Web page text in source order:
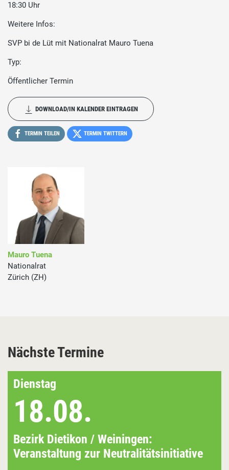
18:30 Uhr
Weitere Infos:
SVP bi de Lüt mit Nationalrat Mauro Tuena
Typ:
Öffentlicher Termin
DOWNLOAD/IN KALENDER EINTRAGEN
TERMIN TEILEN TERMIN TWITTERN
Mauro Tuena
Nationalrat
Zürich (ZH)
Nächste Termine
Dienstag
18.08.
Bezirk Dietikon / Weiningen:
Veranstaltung zur Neutralitätsinitiative